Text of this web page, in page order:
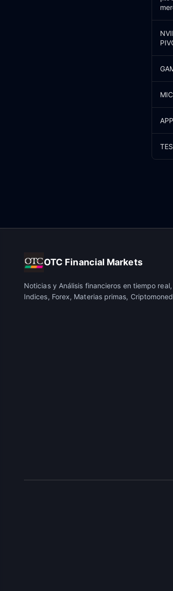
OTC Financial Markets
Noticias y Análisis financieros en tiempo
Indices, Forex, Materias primas,